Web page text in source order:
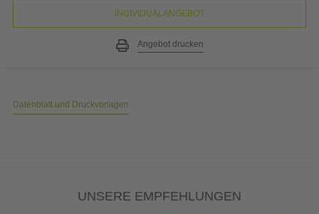
INDIVIDUALANGEBOT
Angebot drucken
Datenblatt und Druckvorlagen
UNSERE EMPFEHLUNGEN